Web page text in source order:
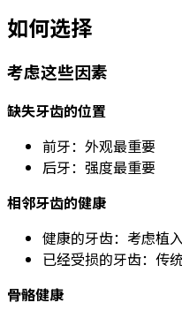
如何选择
考虑这些因素
缺失牙齿的位置
前牙：外观最重要
后牙：强度最重要
相邻牙齿的健康
健康的牙齿：考虑植
已经受损的牙齿：传
骨骼健康